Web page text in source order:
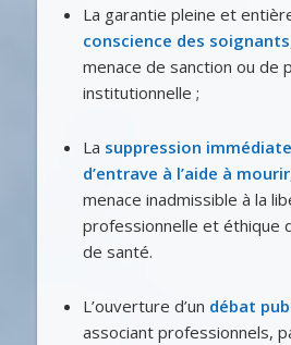
La garantie pleine et
conscience des soignants
menace de sanction ou de
institutionnelle ;
La suppression
d’entrave à l’aide à mourir
menace inadmissible à la
professionnelle et éthique
de santé.
L’ouverture d’un débat
associant professionnels,